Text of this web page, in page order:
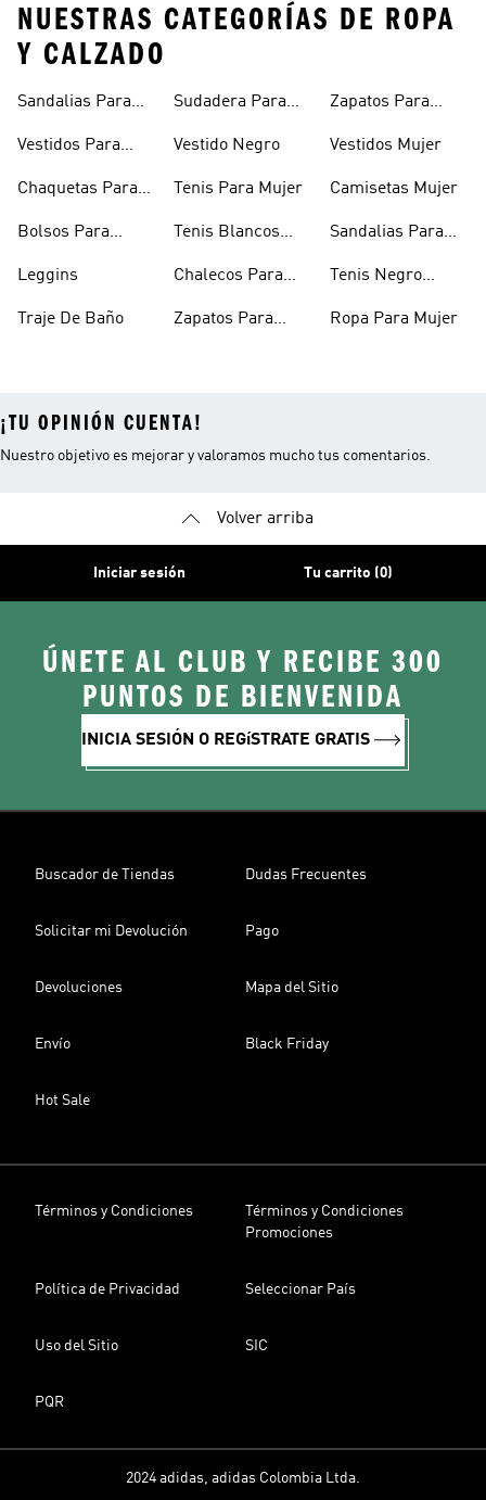
NUESTRAS CATEGORÍAS DE ROPA
Y CALZADO
Sandalias Para
Vestidos Para
Chaquetas Para
Bolsos Para
Leggins
Traje De Baño
Sudadera Para
Vestido Negro
Tenis Para Mujer
Tenis Blancos
Chalecos Para
Zapatos Para
Zapatos Para
Vestidos Mujer
Camisetas Mujer
Sandalias Para
Tenis Negro
Ropa Para Mujer
¡TU OPINIÓN CUENTA!
Nuestro objetivo es mejorar y valoramos mucho tus comentarios.
Volver arriba
Iniciar sesión Tu carrito (0)
ÚNETE AL CLUB Y RECIBE 300
PUNTOS DE BIENVENIDA
INICIA SESIÓN O REGíSTRATE GRATIS
Buscador de Tiendas Dudas Frecuentes
Solicitar mi Devolución Pago
Devoluciones Mapa del Sitio
Envío Black Friday
Hot Sale
Términos y Condiciones
Términos y Condiciones
Promociones
Política de Privacidad Seleccionar País
Uso del Sitio SIC
PQR
2024 adidas, adidas Colombia Ltda.